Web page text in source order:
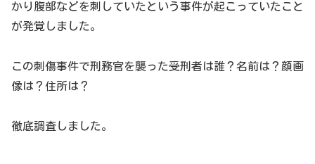
かり腹部などを刺していたという事件が起こっていたこと
が発覚しました。
この刺傷事件で刑務官を襲った受刑者は誰？名前は？顔画
像は？住所は？
徹底調査しました。